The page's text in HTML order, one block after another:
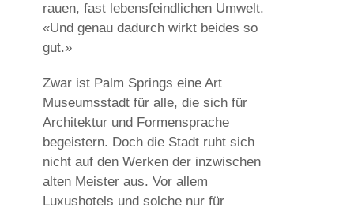
rauen, fast lebensfeindlichen Umwelt.
«Und genau dadurch wirkt beides so
gut.»
Zwar ist Palm Springs eine Art
Museumsstadt für alle, die sich für
Architektur und Formensprache
begeistern. Doch die Stadt ruht sich
nicht auf den Werken der inzwischen
alten Meister aus. Vor allem
Luxushotels und solche nur für